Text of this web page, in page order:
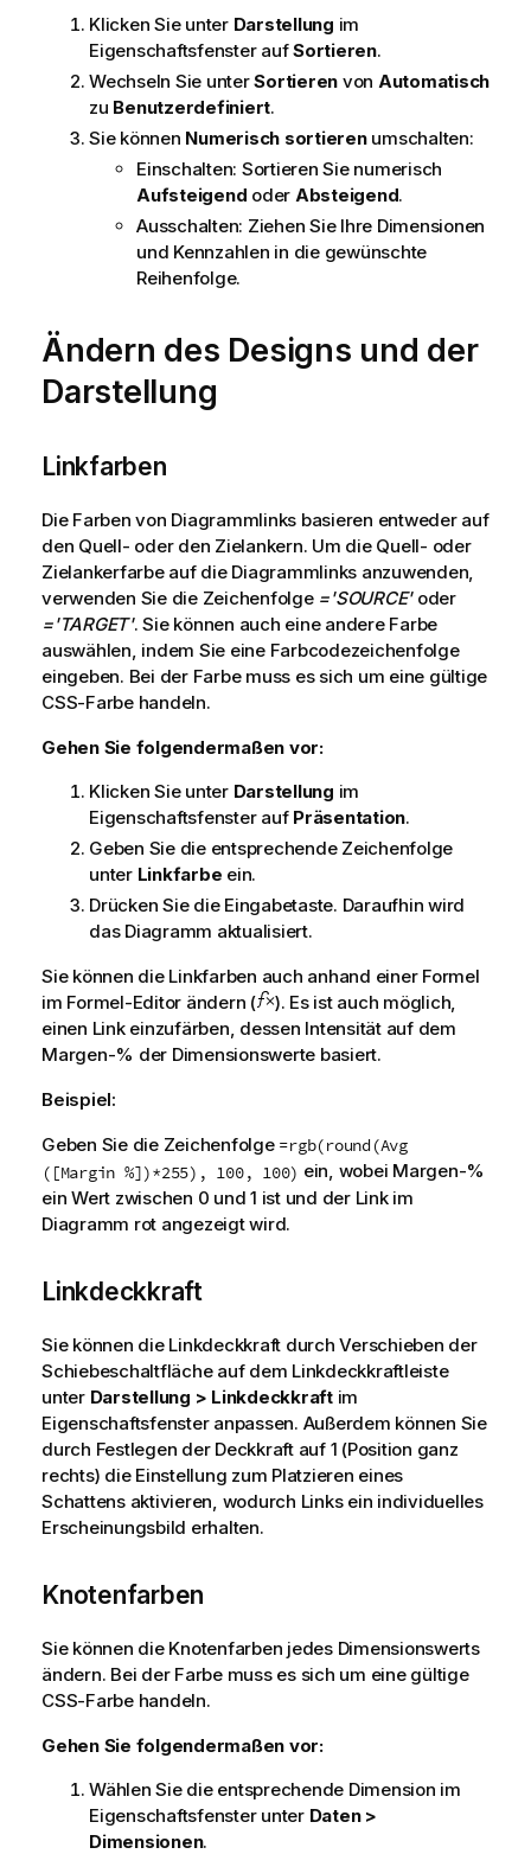
Klicken Sie unter Darstellung im
Eigenschaftsfenster aufSortieren.
Wechseln Sie unterSortieren von Automatisch
zu Benutzerdefiniert.
Sie können Numerisch sortierenumschalten:
Einschalten: Sortieren Sie numerisch
Aufsteigend oder Absteigend.
Ausschalten: Ziehen Sie Ihre Dimensionen
und Kennzahlen in die gewünschte
Reihenfolge.
Ändern des Designs und der
Darstellung
Linkfarben
Die Farben von Diagrammlinks basieren entweder auf
den Quell- oder den Zielankern. Um die Quell- oder
Zielankerfarbe auf die Diagrammlinks anzuwenden,
verwenden Sie die Zeichenfolge ='SOURCE'oder
='TARGET'. Sie können auch eine andere Farbe
auswählen, indem Sie eine Farbcodezeichenfolge
eingeben. Bei der Farbe muss es sich um eine gültige
CSS-Farbe handeln.
Gehen Sie folgendermaßen vor:
Klicken Sie unter Darstellung im
Eigenschaftsfenster auf Präsentation.
Geben Sie die entsprechende Zeichenfolge
unter Linkfarbe ein.
Drücken Sie die Eingabetaste. Daraufhin wird
das Diagramm aktualisiert.
Sie können die Linkfarben auch anhand einer Formel
im Formel-Editor ändern (
). Es ist auch möglich,
einen Link einzufärben, dessen Intensität auf dem
Margen-% der Dimensionswerte basiert.
Beispiel:
Geben Sie die Zeichenfolge =rgb(round(Avg
([Margin %])*255), 100, 100) ein, wobei Margen-%
ein Wert zwischen 0 und 1 ist und der Link im
Diagramm rot angezeigt wird.
Linkdeckkraft
Sie können die Linkdeckkraft durch Verschieben der
Schiebeschaltfläche auf dem Linkdeckkraftleiste
unter Darstellung > Linkdeckkraftim
Eigenschaftsfenster anpassen. Außerdem können Sie
durch Festlegen der Deckkraft auf 1 (Position ganz
rechts) die Einstellung zum Platzieren eines
Schattens aktivieren, wodurch Links ein individuelles
Erscheinungsbild erhalten.
Knotenfarben
Sie können die Knotenfarben jedes Dimensionswerts
ändern. Bei der Farbe muss es sich um eine gültige
CSS-Farbe handeln.
Gehen Sie folgendermaßen vor:
Wählen Sie die entsprechende Dimension im
Eigenschaftsfenster unter Daten >
Dimensionen.